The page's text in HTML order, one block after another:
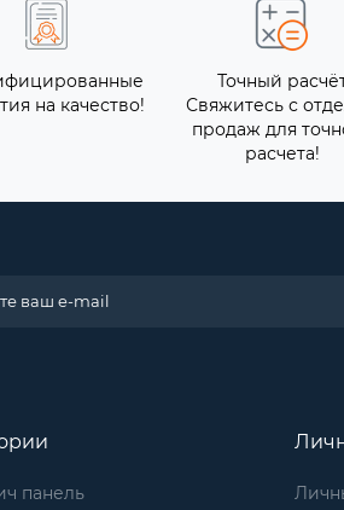
на качество!
Точный
Свяжитесь с
продаж для
расчета!
панель